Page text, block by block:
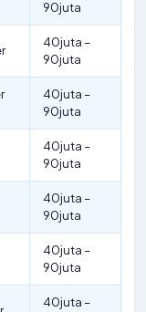
90juta
40juta –
90juta
40juta –
90juta
40juta –
90juta
40juta –
90juta
40juta –
90juta
40juta –